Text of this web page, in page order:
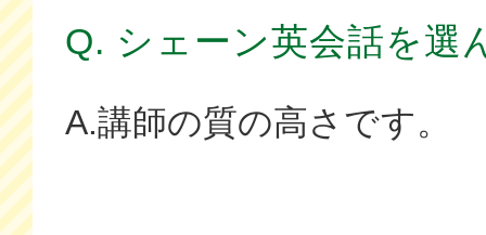
Q. シェーン英会話を選
A.講師の質の高さです。